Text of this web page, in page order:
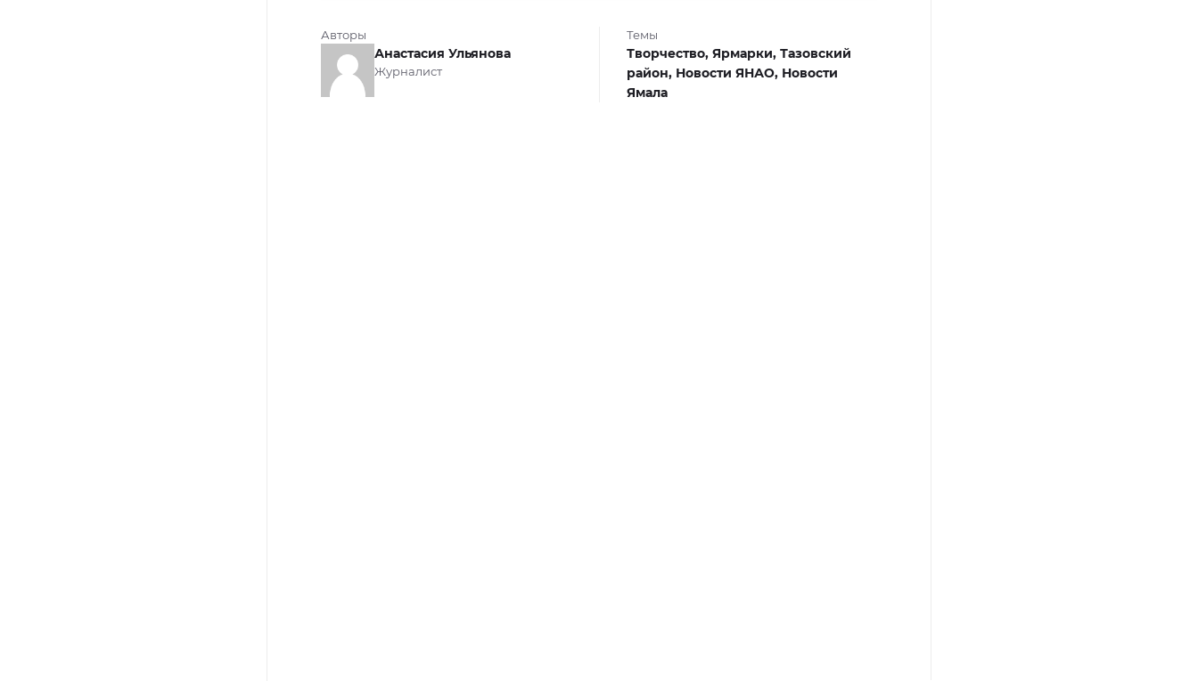
Авторы
Анастасия Ульянова
Журналист
Темы
Творчество, Ярмарки, Тазовский
район, Новости ЯНАО, Новости
Ямала